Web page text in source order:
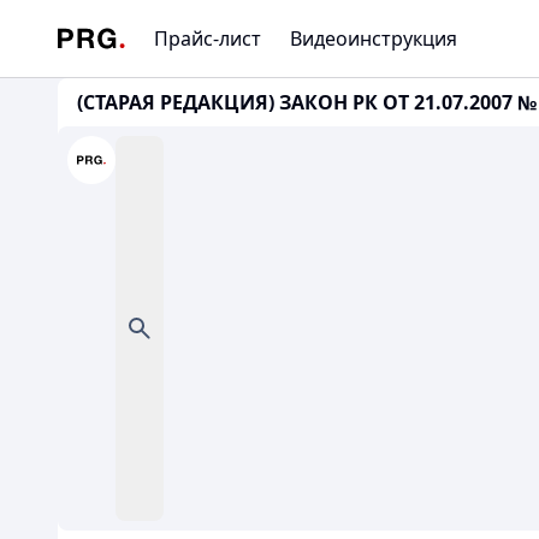
Прайс-лист Видеоинструкция
(СТАРАЯ РЕДАКЦИЯ) ЗАКОН РК ОТ 21.07.2007 №